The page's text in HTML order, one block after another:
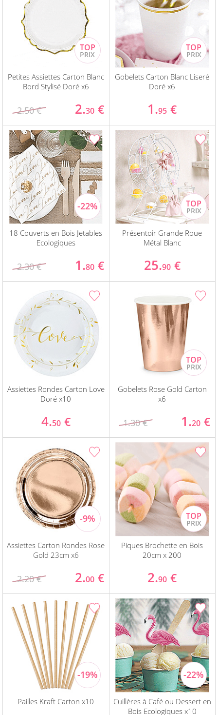
Petites Assiettes Carton Blanc
Bord Stylisé Doré x6
2.50 € 2.30 €
Gobelets Carton Blanc Liseré
Doré x6
1.95 €
18 Couverts en Bois Jetables
Ecologiques
2.30 € 1.80 €
Présentoir Grande Roue
Métal Blanc
25.90 €
Assiettes Rondes Carton Love
Doré x10
4.50 €
Gobelets Rose Gold Carton
x6
1.30 € 1.20 €
Assiettes Carton Rondes Rose
Gold 23cm x6
2.20 € 2.00 €
Piques Brochette en Bois
20cm x 200
2.90 €
Pailles Kraft Carton x10
Cuillères à Café ou Dessert en
Bois Ecologiques x10